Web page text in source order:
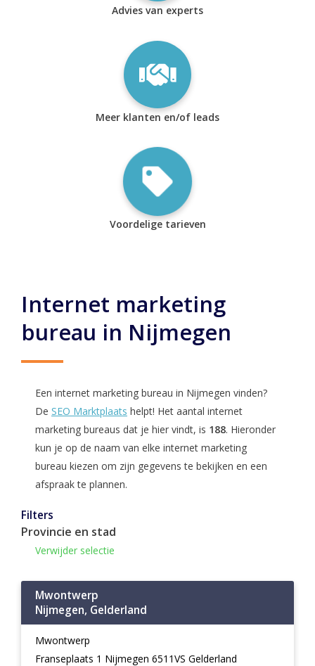
Advies van experts
Meer klanten en/of leads
Voordelige tarieven
Internet marketing
bureau in Nijmegen
Een internet marketing bureau in Nijmegen vinden?
De SEO Marktplaats helpt! Het aantal internet
marketing bureaus dat je hier vindt, is 188. Hieronder
kun je op de naam van elke internet marketing
bureau kiezen om zijn gegevens te bekijken en een
afspraak te plannen.
Filters
Provincie en stad
Verwijder selectie
Mwontwerp
Nijmegen, Gelderland
Mwontwerp
Franseplaats 1 Nijmegen 6511VS Gelderland